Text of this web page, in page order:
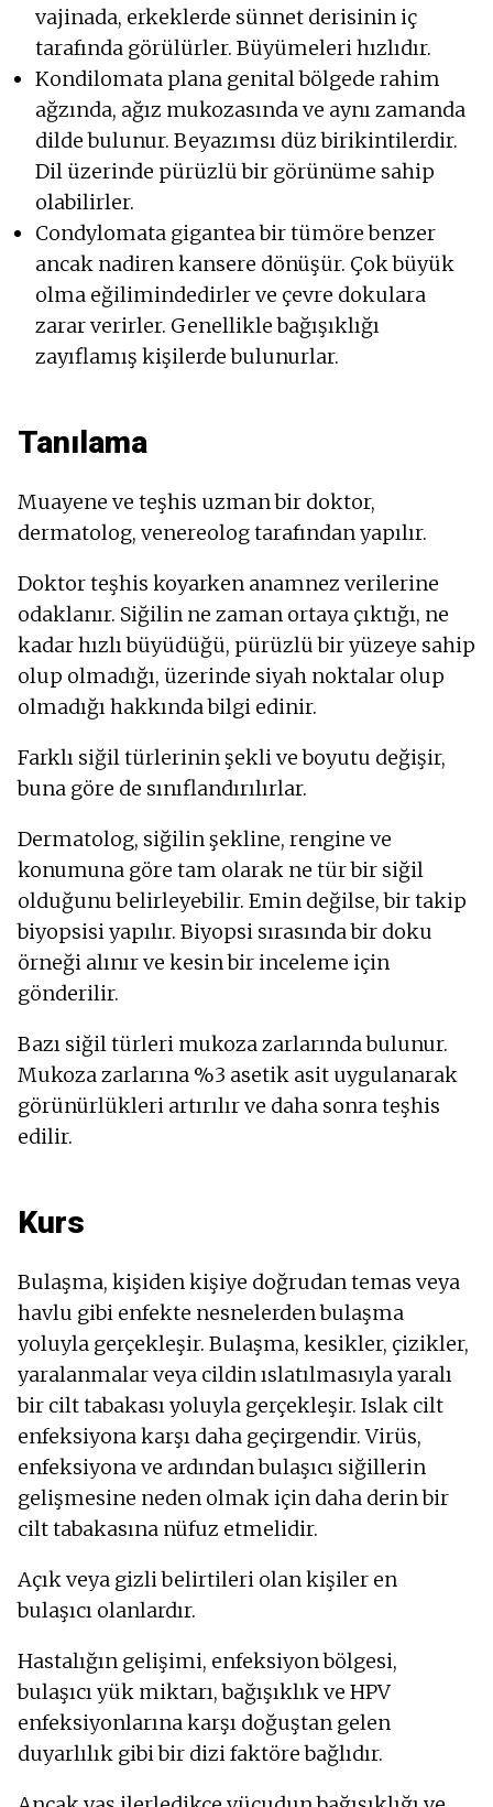
vajinada, erkeklerde sünnet derisinin iç
tarafında görülürler. Büyümeleri hızlıdır.
Kondilomata plana genital bölgede rahim
ağzında, ağız mukozasında ve aynı zamanda
dilde bulunur. Beyazımsı düz birikintilerdir.
Dil üzerinde pürüzlü bir görünüme sahip
olabilirler.
Condylomata gigantea bir tümöre benzer
ancak nadiren kansere dönüşür. Çok büyük
olma eğilimindedirler ve çevre dokulara
zarar verirler. Genellikle bağışıklığı
zayıflamış kişilerde bulunurlar.
Tanılama
Muayene ve teşhis uzman bir doktor,
dermatolog, venereolog tarafından yapılır.
Doktor teşhis koyarken anamnez verilerine
odaklanır. Siğilin ne zaman ortaya çıktığı, ne
kadar hızlı büyüdüğü, pürüzlü bir yüzeye sahip
olup olmadığı, üzerinde siyah noktalar olup
olmadığı hakkında bilgi edinir.
Farklı siğil türlerinin şekli ve boyutu değişir,
buna göre de sınıflandırılırlar.
Dermatolog, siğilin şekline, rengine ve
konumuna göre tam olarak ne tür bir siğil
olduğunu belirleyebilir. Emin değilse, bir takip
biyopsisi yapılır. Biyopsi sırasında bir doku
örneği alınır ve kesin bir inceleme için
gönderilir.
Bazı siğil türleri mukoza zarlarında bulunur.
Mukoza zarlarına %3 asetik asit uygulanarak
görünürlükleri artırılır ve daha sonra teşhis
edilir.
Kurs
Bulaşma, kişiden kişiye doğrudan temas veya
havlu gibi enfekte nesnelerden bulaşma
yoluyla gerçekleşir. Bulaşma, kesikler, çizikler,
yaralanmalar veya cildin ıslatılmasıyla yaralı
bir cilt tabakası yoluyla gerçekleşir. Islak cilt
enfeksiyona karşı daha geçirgendir. Virüs,
enfeksiyona ve ardından bulaşıcı siğillerin
gelişmesine neden olmak için daha derin bir
cilt tabakasına nüfuz etmelidir.
Açık veya gizli belirtileri olan kişiler en
bulaşıcı olanlardır.
Hastalığın gelişimi, enfeksiyon bölgesi,
bulaşıcı yük miktarı, bağışıklık ve HPV
enfeksiyonlarına karşı doğuştan gelen
duyarlılık gibi bir dizi faktöre bağlıdır.